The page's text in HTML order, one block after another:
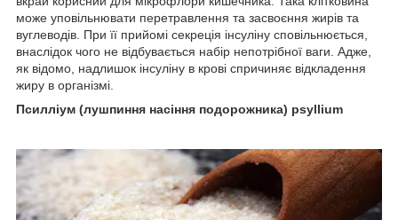
може уповільнювати перетравлення та засвоєння жирів та
вуглеводів. При її прийомі секреція інсуліну сповільнюється,
внаслідок чого не відбувається набір непотрібної ваги. Адже,
як відомо, надлишок інсуліну в крові спричиняє відкладення
жиру в організмі.
Псилліум (лушпиння насіння подорожника) psyllium